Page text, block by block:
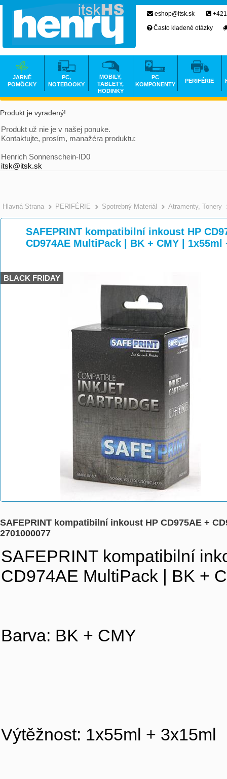
Produkt je vyradený!
Produkt už nie je v našej ponuke.
Kontaktujte, prosím, manažéra produktu:
Henrich Sonnenschein-ID0
itsk@itsk.sk
Hlavná Strana >
PERIFÉRIE >
Spotrebný Materiál >
Atramenty, Tonery
SAFEPRINT kompatibilní inkoust HP
CD974AE MultiPack | BK + CMY | 1x55ml
BLACK FRIDAY
SAFEPRINT kompatibilní inkoust HP CD975AE +
2701000077
SAFEPRINT kompatibilní
CD974AE MultiPack | BK +
Barva: BK + CMY
Výtěžnost: 1x55ml + 3x15ml
eshop@itsk.sk
Často kladené otázky
JARNÉ
POMÔCKY
PC,
NOTEBOOKY
MOBILY,
TABLETY,
HODINKY
PC
KOMPONENTY
PERIFÉRIE